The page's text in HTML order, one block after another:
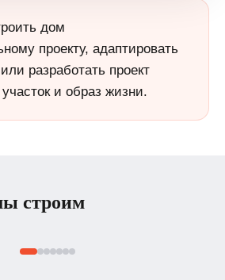
дом
проекту, адаптировать
разработать проект
и образ жизни.
строим